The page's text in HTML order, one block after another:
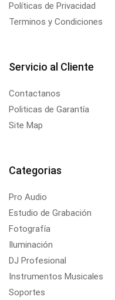
Políticas de Privacidad
Terminos y Condiciones
Servicio al Cliente
Contactanos
Politicas de Garantía
Site Map
Categorias
Pro Audio
Estudio de Grabación
Fotografía
Iluminación
DJ Profesional
Instrumentos Musicales
Soportes